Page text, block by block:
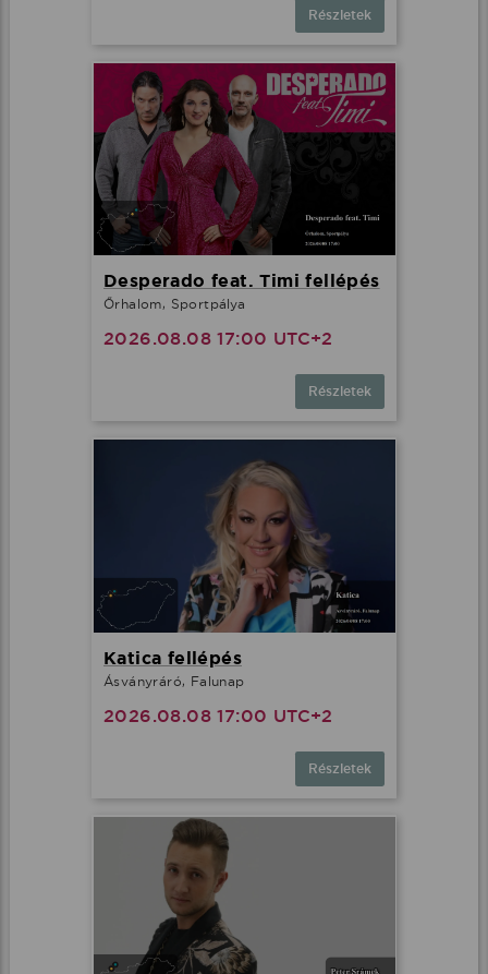
Részletek
Desperado feat. Timi fellépés
Őrhalom, Sportpálya
2026.08.08 17:00 UTC+2
Részletek
Katica fellépés
Ásványráró, Falunap
2026.08.08 17:00 UTC+2
Részletek